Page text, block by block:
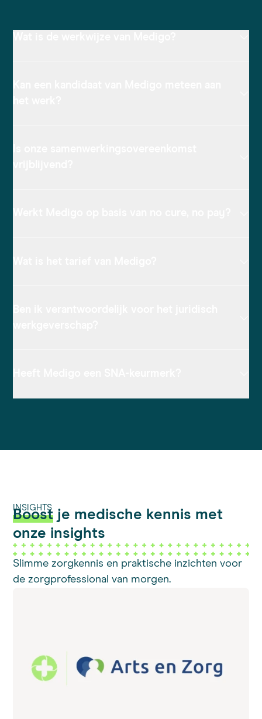
INSIGHTS
Boost je medische kennis met
onze insights
Slimme zorgkennis en praktische inzichten voor
de zorgprofessional van morgen.